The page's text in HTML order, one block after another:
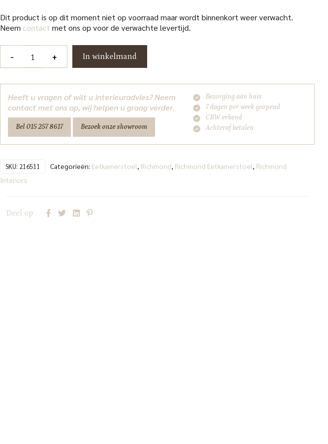
Dit product is op dit moment niet op voorraad maar wordt binnenkort weer verwacht.
Neem contact met ons op voor de verwachte levertijd.
-
Interiors
aantal
+ In winkelmand
Heeft u vragen of wilt u interieuradvies? Neem
contact met ons op, wij helpen u graag verder.
Bel 015 257 8617 Bezoek onze showroom
Bezorging aan huis
7 dagen per week geopend
CBW erkend
Achteraf betalen
SKU: 216511 Categorieën: Eetkamerstoel, Richmond, Richmond Eetkamerstoel, Richmond
Interiors
Deel op